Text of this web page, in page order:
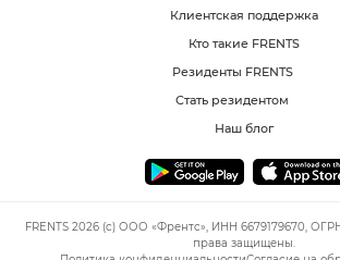
Клиентская поддержка
Кто такие FRENTS
Резиденты FRENTS
Стать резидентом
Наш блог
FRENTS 2026 (c) ООО «Френтс», ИНН 6679179670,
права защищены.